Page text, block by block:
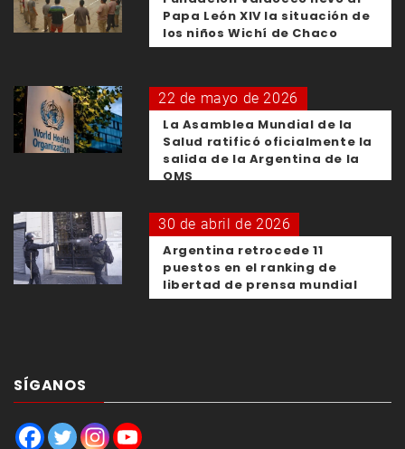
Papa León XIV la situación de
los niños Wichí de Chaco
22 de mayo de 2026
La Asamblea Mundial de la
Salud ratificó oficialmente la
salida de la Argentina de la
OMS
30 de abril de 2026
Argentina retrocede 11
puestos en el ranking de
libertad de prensa mundial
SÍGANOS